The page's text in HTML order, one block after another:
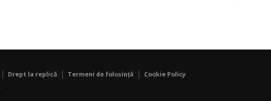
Drept la replică Termeni de folosință Cookie Policy